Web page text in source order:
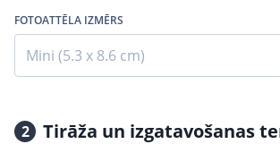
FOTOATTĒLA IZMĒRS
Mini (5.3 x 8.6 cm)
2 Tirāža un izgatavošanas